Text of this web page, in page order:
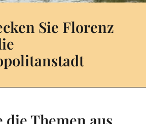
Sie Florenz
die Themen aus,